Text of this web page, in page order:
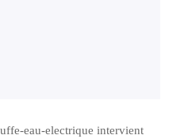
eau-electrique intervient